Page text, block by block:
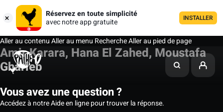
Réservez en toute simplicité
avec notre app gratuite
INSTALLER
Aller au contenuAller au menu RechercheAller au pied de page
Amir Karara, Hana El Zahed, Moustafa
Gharieb
Vous avez une question ?
Accédez à notre Aide en ligne pour trouver la réponse.